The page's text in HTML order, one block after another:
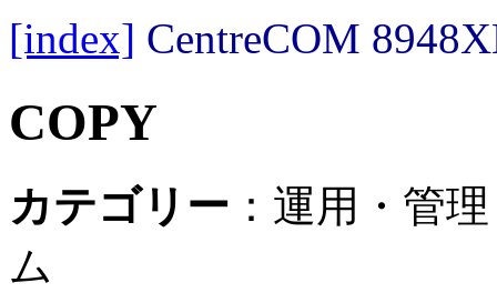
[index] CentreCOM
COPY
カテゴリー ：運用・管
ム